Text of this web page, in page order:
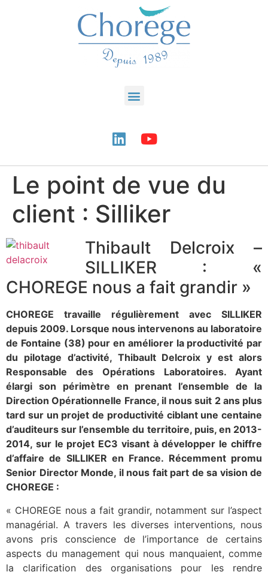
Le point de vue du
client : Silliker
Thibault Delcroix –
SILLIKER : «
CHOREGE nous a fait grandir »
CHOREGE travaille régulièrement avec SILLIKER
depuis 2009. Lorsque nous intervenons au laboratoire
de Fontaine (38) pour en améliorer la productivité par
du pilotage d’activité, Thibault Delcroix y est alors
Responsable des Opérations Laboratoires. Ayant
élargi son périmètre en prenant l’ensemble de la
Direction Opérationnelle France, il nous suit 2 ans plus
tard sur un projet de productivité ciblant une centaine
d’auditeurs sur l’ensemble du territoire, puis, en 2013-
2014, sur le projet EC3 visant à développer le chiffre
d’affaire de SILLIKER en France. Récemment promu
Senior Director Monde, il nous fait part de sa vision de
CHOREGE :
« CHOREGE nous a fait grandir, notamment sur l’aspect
managérial. A travers les diverses interventions, nous
avons pris conscience de l’importance de certains
aspects du management qui nous manquaient, comme
la clarification des organisations pour les rendre